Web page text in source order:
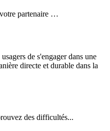
partenaire …
de s'engager dans une
directe et durable dans la
des difficultés...